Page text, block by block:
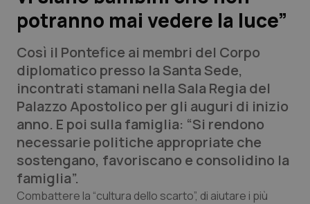
Studi e Analisi
Lettere al direttore
Edizioni Regionali
QS Pro
Professionisti Sanitari.AI
Abruzzo
QS Pro Gold
potranno mai vedere la luce”
Così il Pontefice ai membri del Corpo
diplomatico presso la Santa Sede,
incontrati stamani nella Sala Regia del
Palazzo Apostolico per gli auguri di inizio
anno. E poi sulla famiglia: “Si rendono
necessarie politiche appropriate che
sostengano, favoriscano e consolidino la
famiglia”.
Combattere la “cultura dello scarto”, di aiutare i più